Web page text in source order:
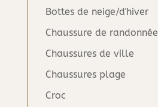
Bottes de neige/d'hiver
Chaussure de randonnée
Chaussures de ville
Chaussures plage
Croc